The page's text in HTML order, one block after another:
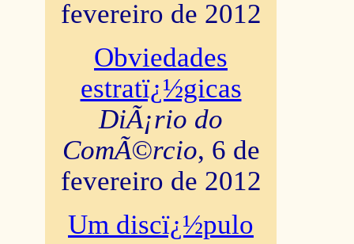
fevereiro de 2012
Obviedades
estratï¿½gicas
DiÃ¡rio do
ComÃ©rcio, 6 de
fevereiro de 2012
Um discï¿½pulo